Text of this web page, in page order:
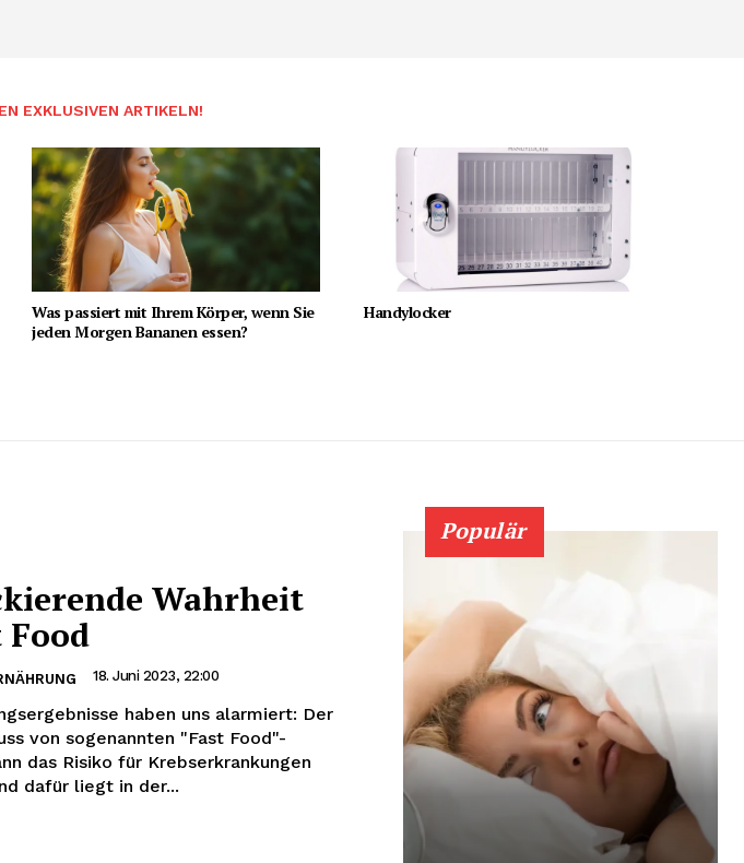
EXKLUSIVEN ARTIKELN!
Was passiert mit Ihrem Körper, wenn Sie
jeden Morgen Bananen essen?
Handylocker
Wahrheit
Food
18. Juni 2023, 22:00
haben uns alarmiert: Der
von sogenannten "Fast Food"-
das Risiko für Krebserkrankungen
dafür liegt in der...
Populär